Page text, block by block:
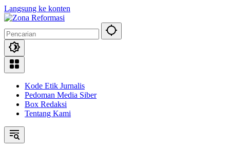
Langsung ke konten
Kode Etik Jurnalis
Pedoman Media Siber
Box Redaksi
Tentang Kami